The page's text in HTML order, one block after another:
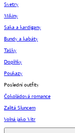
Svetry
Mikiny
Saka a kardigany
Bundy a kabáty
Tašky
Doplňky
Poukazy
Poslední outfity
Čokoládová romance
Zalitá Sluncem
Volná jako Vítr